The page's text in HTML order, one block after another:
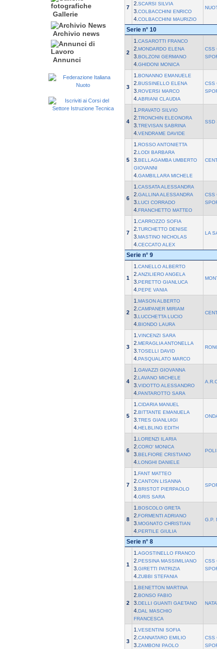
Gallerie
Archivio news
Annunci
7
2. SCARSI SILVIA
3. COLBACCHINI ENRICO
4. COLBACCHINI MAURIZIO
Serie n° 10
2
1. CASAROTTI FRANCO
2. MONDARDO ELENA
3. BOLZONI GERMANO
4. GHIDONI MONICA
CSS
3
1. BONANNO EMANUELE
2. BUSSINELLO ELENA
3. ROVERSI MARCO
4. ABRIANI CLAUDIA
CSS
4
1. PRAVATO SILVIO
2. TRONCHIN ELEONORA
3. TREVISAN SABRINA
4. VENDRAME DAVIDE
SSD
5
1. ROSSO ANTONIETTA
2. LODI BARBARA
3. BELLAGAMBA UMBERTO
GIOVANNI
4. GAMBILLARA MICHELE
6
1. CASSATA ALESSANDRA
2. GALLINA ALESSANDRA
3. LUCI CORRADO
4. FRANCHETTO MATTEO
CSS
7
1. CARROZZO SOFIA
2. TURCHETTO DENISE
3. MASTINO NICHOLAS
4. CECCATO ALEX
LA
Serie n° 9
1
1. CANELLO ALBERTO
2. ANZILIERO ANGELA
3. PERETTO GIANLUCA
4. PEPE VANIA
2
1. MASON ALBERTO
2. CAMPANER MIRIAM
3. LUCCHETTA LUCIO
4. BIONDO LAURA
3
1. VINCENZI SARA
2. MERAGLIA ANTONELLA
3. TOSELLI DAVID
4. PASQUALATO MARCO
4
1. GAVAZZI GIOVANNA
2. LAVANO MICHELE
3. VIDOTTO ALESSANDRO
4. PANTAROTTO SARA
5
1. CIDARIA MANUEL
2. BITTANTE EMANUELA
3. TRES GIANLUIGI
4. HELBLING EDITH
6
1. LORENZI ILARIA
2. CORO' MONICA
3. BELFIORE CRISTIANO
4. LONGHI DANIELE
7
1. FANT MATTEO
2. CANTON LISANNA
3. BRISTOT PIERPAOLO
4. GRIS SARA
8
1. BOSCOLO GRETA
2. FORMENTI ADRIANO
3. MOGNATO CHRISTIAN
4. PERTILE GIULIA
G.P.
Serie n° 8
1
1. AGOSTINELLO FRANCO
2. PESSINA MASSIMILIANO
3. GIRETTI PATRIZIA
4. ZUBBI STEFANIA
CSS
2
1. BENETTON MARTINA
2. BONSO FABIO
3. DELLI GUANTI GAETANO
4. DAL MASCHIO
FRANCESCA
3
1. VESENTINI SOFIA
2. CANNATARO EMILIO
3. ZAMBONI PAOLO
CSS